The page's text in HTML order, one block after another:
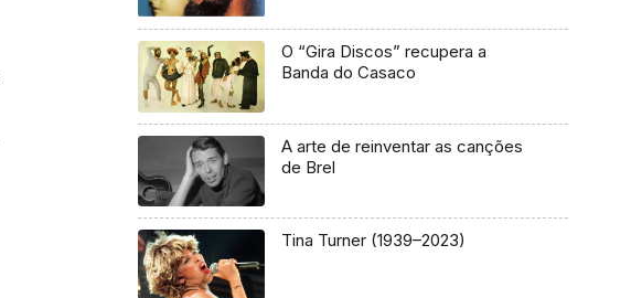
O “Gira Discos” recupera a
Banda do Casaco
A arte de reinventar as canções
de Brel
Tina Turner (1939–2023)